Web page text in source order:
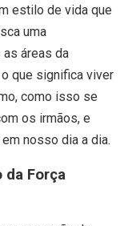
estilo de vida que
uma
áreas da
que significa viver
como isso se
os irmãos, e
nosso dia a dia.
da Força